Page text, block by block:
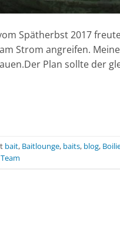
Spätherbst 2017
Strom angreifen.
Plan sollte der
bait, Baitlounge, baits, blog,
Team